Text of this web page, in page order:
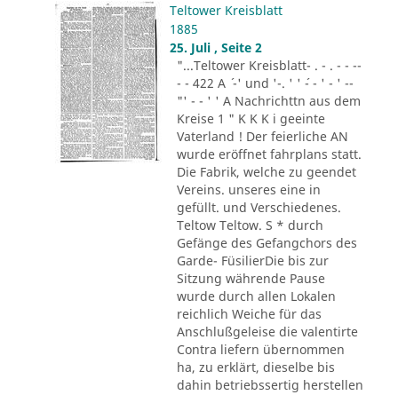
Teltower Kreisblatt
1885
25. Juli , Seite 2
"...Teltower Kreisblatt- . - . - - --
- - 422 A ´ -' und '-. ' ' ´- - ' - ' --
"' - - ' ' A Nachrichttn aus dem
Kreise 1 " K K K i geeinte
Vaterland ! Der feierliche AN
wurde eröffnet fahrplans statt.
Die Fabrik, welche zu geendet
Vereins. unseres eine in
gefüllt. und Verschiedenes.
Teltow Teltow. S * durch
Gefänge des Gefangchors des
Garde- FüsilierDie bis zur
Sitzung währende Pause
wurde durch allen Lokalen
reichlich Weiche für das
Anschlußgeleise die valentirte
Contra liefern übernommen
ha, zu erklärt, dieselbe bis
dahin betriebssertig herstellen